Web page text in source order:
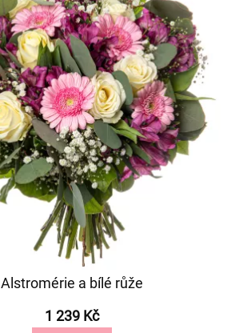
Alstromérie a bílé růže
1 239 Kč